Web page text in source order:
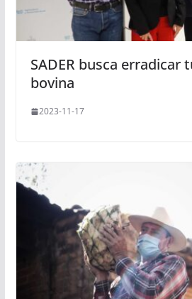
SADER busca erradicar
bovina
2023-11-17